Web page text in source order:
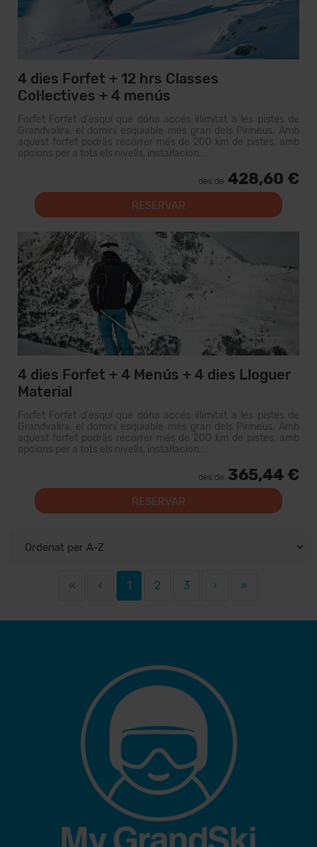
4 dies Forfet + 12 hrs Classes
Col·lectives + 4 menús
Forfet Forfet d'esquí que dóna accés il·limitat a les pistes de
Grandvalira, el domini esquiable més gran dels Pirineus. Amb
aquest forfet podràs recórrer més de 200 km de pistes, amb
opcions per a tots els nivells, instal·lacion...
des de 428,60 €
RESERVAR
4 dies Forfet + 4 Menús + 4 dies Lloguer
Material
Forfet Forfet d'esquí que dóna accés il·limitat a les pistes de
Grandvalira, el domini esquiable més gran dels Pirineus. Amb
aquest forfet podràs recórrer més de 200 km de pistes, amb
opcions per a tots els nivells, instal·lacion...
des de 365,44 €
RESERVAR
« ‹ 1 2 3 › »